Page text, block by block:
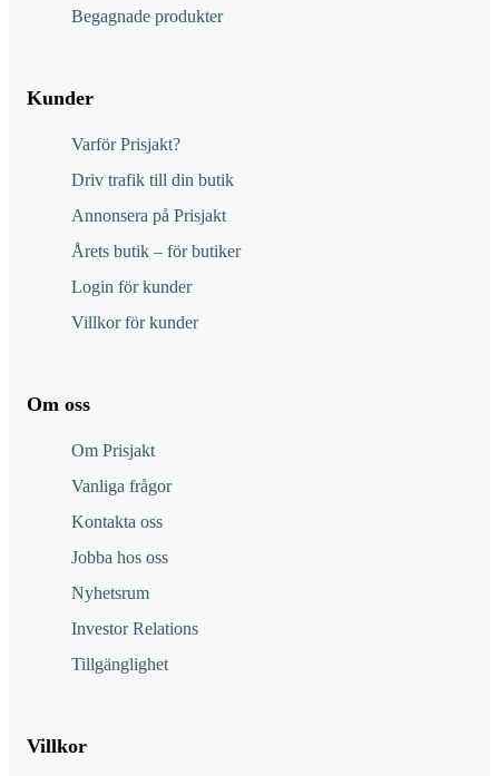
Begagnade produkter
Kunder
Varför Prisjakt?
Driv trafik till din butik
Annonsera på Prisjakt
Årets butik – för butiker
Login för kunder
Villkor för kunder
Om oss
Om Prisjakt
Vanliga frågor
Kontakta oss
Jobba hos oss
Nyhetsrum
Investor Relations
Tillgänglighet
Villkor